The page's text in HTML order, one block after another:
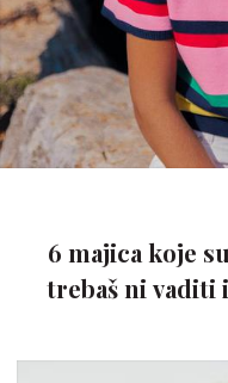
6 majica koje
trebaš ni vaditi